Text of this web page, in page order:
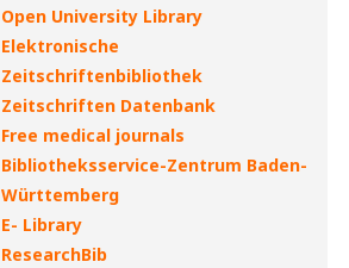
Open University Library
Elektronische
Zeitschriftenbibliothek
Zeitschriften Datenbank
Free medical journals
Bibliotheksservice-Zentrum Baden-
Württemberg
E- Library
ResearchBib